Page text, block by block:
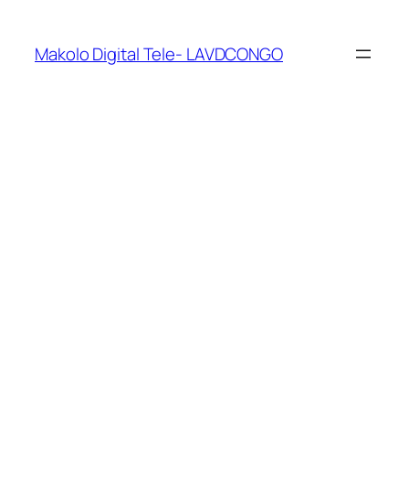
Makolo Digital Tele- LAVDCONGO